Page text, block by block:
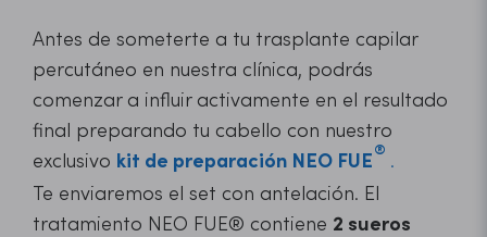
Antes de someterte a tu trasplante capilar
percutáneo en nuestra clínica, podrás
comenzar a influir activamente en el resultado
final preparando tu cabello con nuestro
exclusivo kit de preparación NEO FUE
.
Te enviaremos el set con antelación. El
tratamiento NEO FUE® contiene 2 sueros